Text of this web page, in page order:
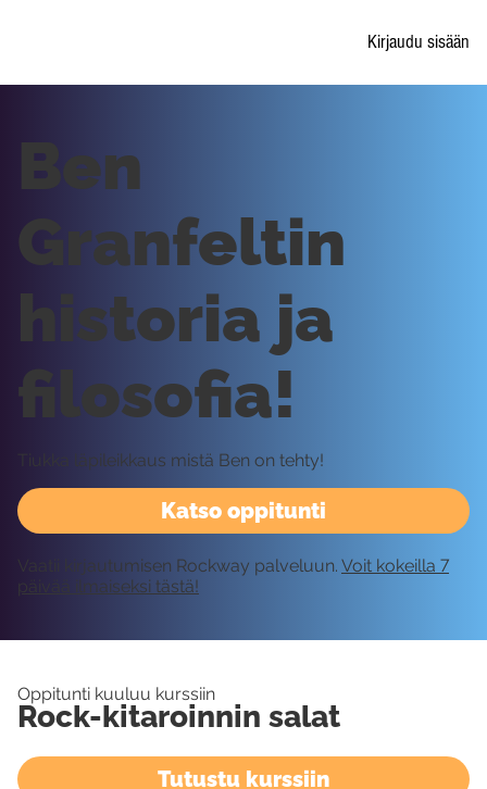
Kirjaudu sisään
Katso oppitunti
Ben
Granfeltin
historia ja
filosofia!
Tiukka läpileikkaus mistä Ben on tehty!
Vaatii kirjautumisen Rockway palveluun. Voit kokeilla 7
päivää ilmaiseksi tästä!
Oppitunti kuuluu kurssiin
Rock-kitaroinnin salat
Tutustu kurssiin